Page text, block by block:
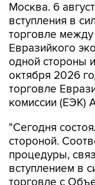
Москва. 6
вступления в
торговле между
Евразийкого
одной стороны
октября 2026
торговле
комиссии (ЕЭК)
"Сегодня
стороной.
процедуры,
вступлением в